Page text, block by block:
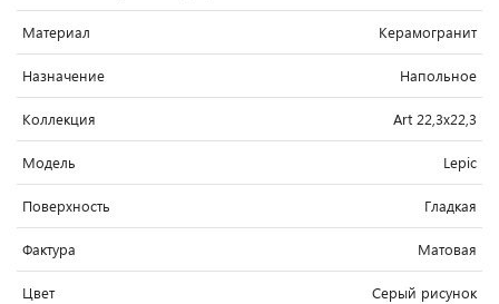
Материал Керамогранит
Назначение Напольное
Коллекция Art 22,3x22,3
Модель Lepic
Поверхность Гладкая
Фактура Матовая
Цвет Серый рисунок